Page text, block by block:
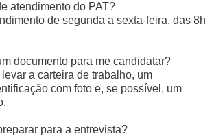
atendimento do PAT?
de segunda a sexta-feira, das 8h
documento para me candidatar?
a carteira de trabalho, um
com foto e, se possível, um
para a entrevista?